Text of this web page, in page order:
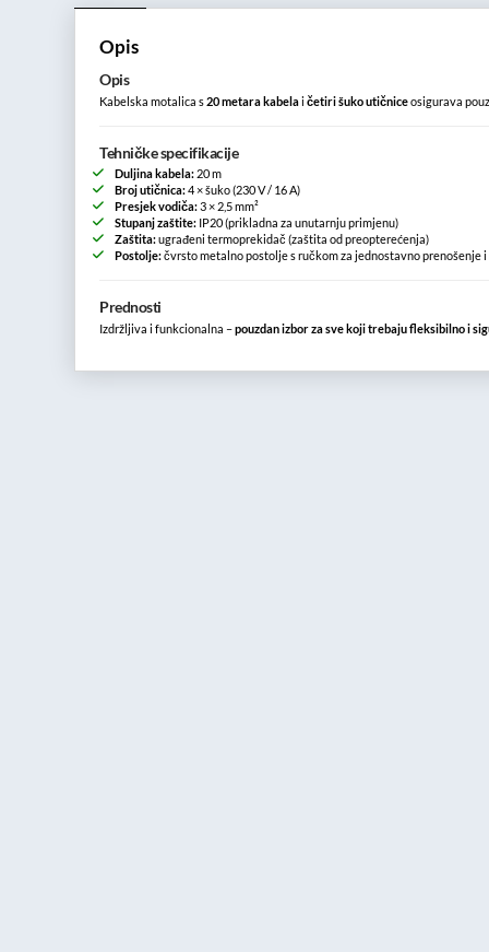
Opis
Opis
Kabelska motalica s20 metara kabelaičetiri šuko utičniceosigurava
Tehničke specifikacije
Duljina kabela: 20 m
Broj utičnica:4 × šuko (230 V / 16 A)
Presjek vodiča:3 × 2,5 mm²
Stupanj zaštite: IP20 (prikladna za unutarnju primjenu)
Zaštita:ugrađeni termoprekidač (zaštita od preopterećenja)
Postolje:čvrsto metalno postolje s ručkom za jednostavno prenošenje
Prednosti
Izdržljiva i funkcionalna –pouzdan izbor za sve koji trebaju fleksibilno i